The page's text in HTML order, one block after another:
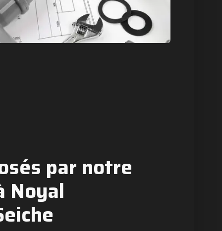
par notre
Noyal